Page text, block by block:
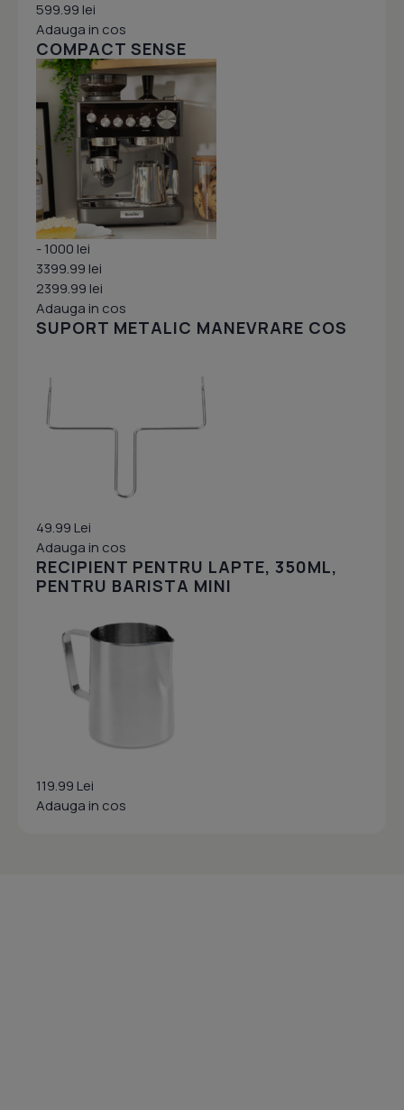
599.99 lei
Adauga in cos
COMPACT SENSE
- 1000 lei
3399.99 lei
2399.99 lei
Adauga in cos
SUPORT METALIC MANEVRARE COS
49.99 Lei
Adauga in cos
RECIPIENT PENTRU LAPTE, 350ML,
PENTRU BARISTA MINI
119.99 Lei
Adauga in cos